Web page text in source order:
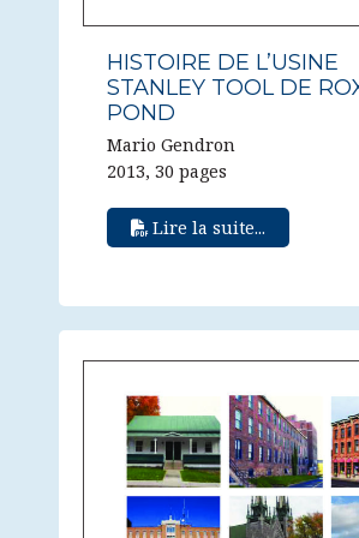
HISTOIRE DE L’USINE
STANLEY TOOL DE
POND
Mario Gendron
2013, 30 pages
Lire la suite...